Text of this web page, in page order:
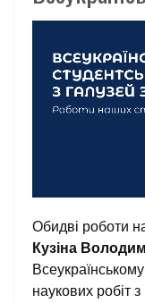
Обидві роботи
Кузіна
наукових робіт